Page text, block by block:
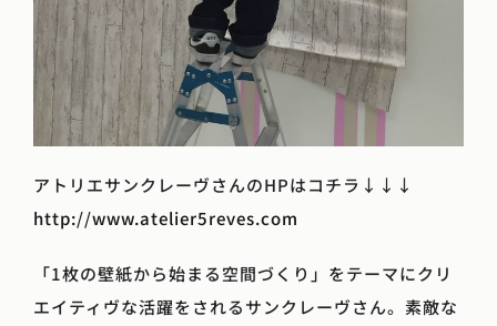
アトリエサンクレーヴさんのHPはコチラ↓↓↓
http://www.atelier5reves.com
「1枚の壁紙から始まる空間づくり」をテーマにクリ
エイティヴな活躍をされるサンクレーヴさん。素敵な